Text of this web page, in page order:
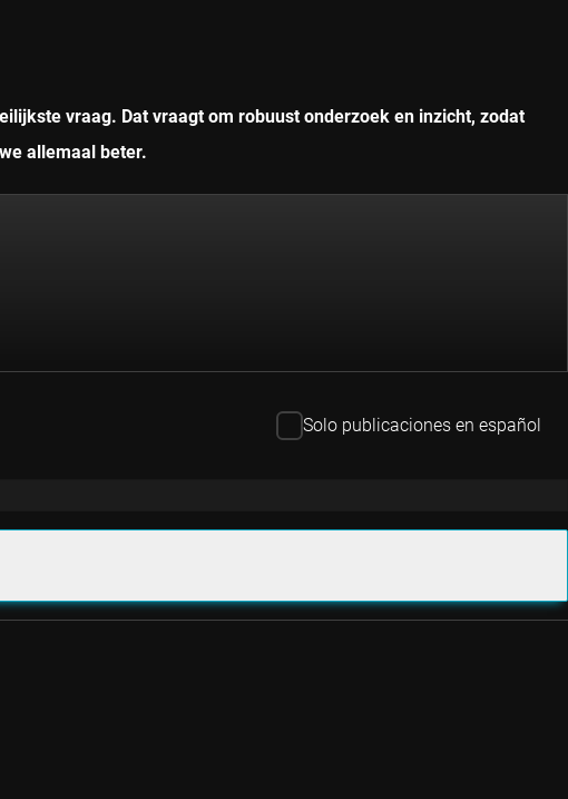
vraag. Dat vraagt om robuust onderzoek en inzicht, zodat
allemaal beter.
Solo publicaciones en español